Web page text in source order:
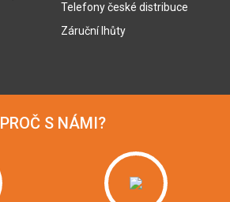
Telefony české distribuce
Záruční lhůty
PROČ S NÁMI?